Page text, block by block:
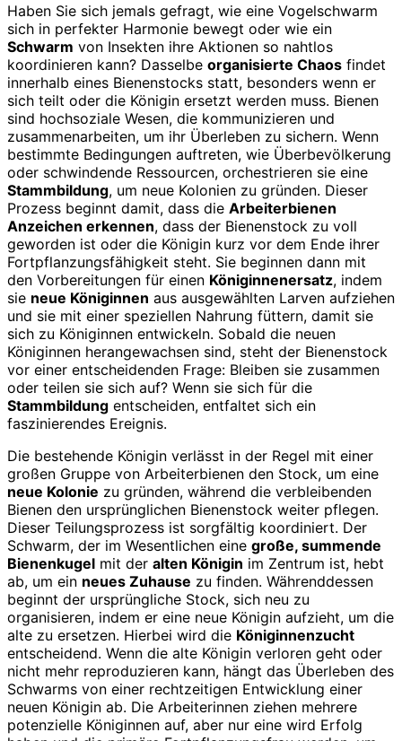
Haben Sie sich jemals gefragt, wie eine Vogelschwarm
sich in perfekter Harmonie bewegt oder wie ein
Schwarm von Insekten ihre Aktionen so nahtlos
koordinieren kann? Dasselbe organisierte Chaos findet
innerhalb eines Bienenstocks statt, besonders wenn er
sich teilt oder die Königin ersetzt werden muss. Bienen
sind hochsoziale Wesen, die kommunizieren und
zusammenarbeiten, um ihr Überleben zu sichern. Wenn
bestimmte Bedingungen auftreten, wie Überbevölkerung
oder schwindende Ressourcen, orchestrieren sie eine
Stammbildung, um neue Kolonien zu gründen. Dieser
Prozess beginnt damit, dass die Arbeiterbienen
Anzeichen erkennen, dass der Bienenstock zu voll
geworden ist oder die Königin kurz vor dem Ende ihrer
Fortpflanzungsfähigkeit steht. Sie beginnen dann mit
den Vorbereitungen für einen Königinnenersatz, indem
sie neue Königinnen aus ausgewählten Larven aufziehen
und sie mit einer speziellen Nahrung füttern, damit sie
sich zu Königinnen entwickeln. Sobald die neuen
Königinnen herangewachsen sind, steht der Bienenstock
vor einer entscheidenden Frage: Bleiben sie zusammen
oder teilen sie sich auf? Wenn sie sich für die
Stammbildung entscheiden, entfaltet sich ein
faszinierendes Ereignis.
Die bestehende Königin verlässt in der Regel mit einer
großen Gruppe von Arbeiterbienen den Stock, um eine
neue Kolonie zu gründen, während die verbleibenden
Bienen den ursprünglichen Bienenstock weiter pflegen.
Dieser Teilungsprozess ist sorgfältig koordiniert. Der
Schwarm, der im Wesentlichen eine große, summende
Bienenkugel mit der alten Königin im Zentrum ist, hebt
ab, um ein neues Zuhause zu finden. Währenddessen
beginnt der ursprüngliche Stock, sich neu zu
organisieren, indem er eine neue Königin aufzieht, um die
alte zu ersetzen. Hierbei wird die Königinnenzucht
entscheidend. Wenn die alte Königin verloren geht oder
nicht mehr reproduzieren kann, hängt das Überleben des
Schwarms von einer rechtzeitigen Entwicklung einer
neuen Königin ab. Die Arbeiterinnen ziehen mehrere
potenzielle Königinnen auf, aber nur eine wird Erfolg